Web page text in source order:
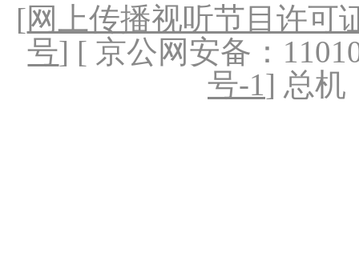
[网上传播视听节目许可
号] [ 京公网安备：
号-1] 总机